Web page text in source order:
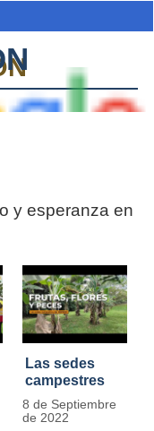
by
y esperanza en
Las sedes
campestres
de IDIPRON
se convierten
8 de Septiembre
de 2022